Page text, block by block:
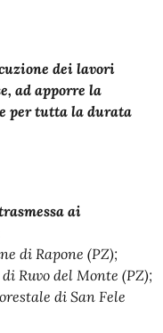
dei lavori
ad apporre la
per tutta la durata
ai
di Rapone (PZ);
Ruvo del Monte (PZ);
di San Fele